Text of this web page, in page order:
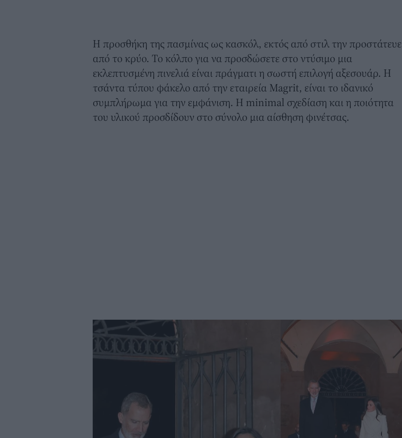
Η προσθήκη της πασμίνας ως κασκόλ, εκτός από στιλ την προστάτευε
από το κρύο. Το κόλπο για να προσδώσετε στο ντύσιμο μια
εκλεπτυσμένη πινελιά είναι πράγματι η σωστή επιλογή αξεσουάρ. Η
τσάντα τύπου φάκελο από την εταιρεία Magrit, είναι το ιδανικό
συμπλήρωμα για την εμφάνιση. Η minimal σχεδίαση και η ποιότητα
του υλικού προσδίδουν στο σύνολο μια αίσθηση φινέτσας.